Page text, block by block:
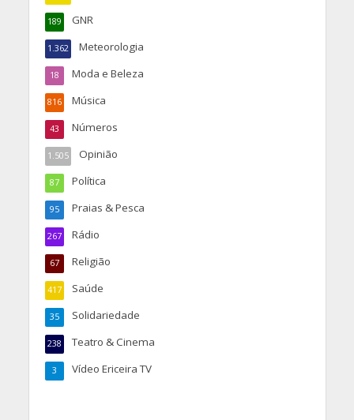
GNR
189
Meteorologia
1.362
Moda e Beleza
18
Música
816
Números
43
Opinião
1.505
Política
87
Praias & Pesca
95
Rádio
267
Religião
67
Saúde
417
Solidariedade
35
Teatro & Cinema
238
Vídeo Ericeira TV
3